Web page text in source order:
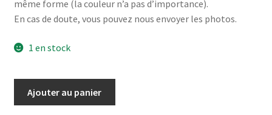
même forme (la couleur n’a pas d’importance).
En cas de doute, vous pouvez nous envoyer les photos.
1 en stock
Ajouter au panier